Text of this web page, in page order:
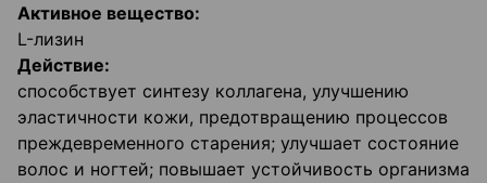
Активное вещество:
L-лизин
Действие:
способствует синтезу коллагена, улучшению
эластичности кожи, предотвращению процессов
преждевременного старения; улучшает состояние
волос и ногтей; повышает устойчивость организма